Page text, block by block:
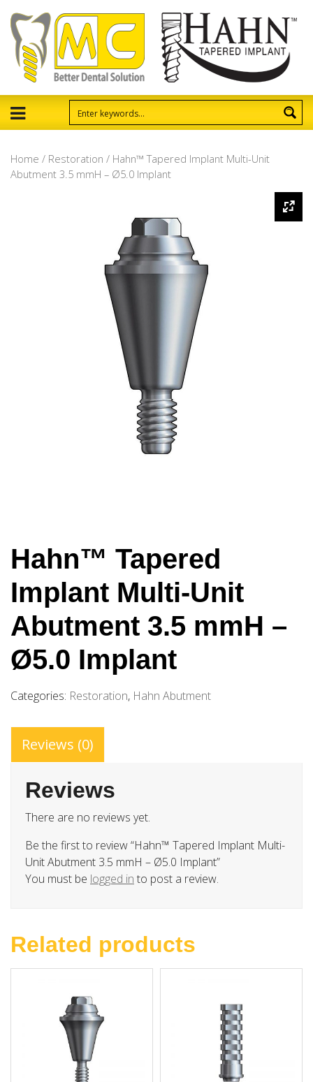
Home / Restoration / Hahn™ Tapered Implant Multi-Unit
Abutment 3.5 mmH – Ø5.0 Implant
Hahn™ Tapered
Implant Multi-Unit
Abutment 3.5 mmH –
Ø5.0 Implant
Categories: Restoration, Hahn Abutment
Reviews (0)
Reviews
There are no reviews yet.
Be the first to review “Hahn™ Tapered Implant Multi-
Unit Abutment 3.5 mmH – Ø5.0 Implant”
You must be logged in to post a review.
Related products